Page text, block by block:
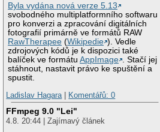
Byla vydána nová verze 5.13
svobodného multiplatformního softwaru
pro konverzi a zpracování digitálních
fotografií primárně ve formátů RAW
RawTherapee (Wikipedie ). Vedle
zdrojových kódů je k dispozici také
balíček ve formátuAppImage
. Stačí jej
stáhnout, nastavit právo ke spuštění a
spustit.
Ladislav Hagara| Komentářů: 0
FFmpeg 9.0 "Lei"
4.8. 20:44 | Zajímavý článek